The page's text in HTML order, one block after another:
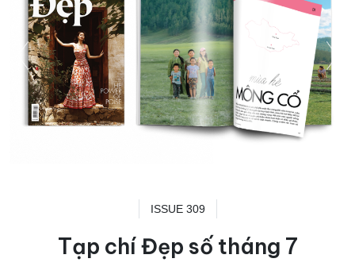
ISSUE 309
Tạp chí Đẹp số tháng 7